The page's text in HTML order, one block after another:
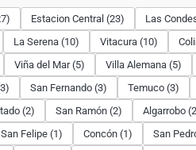
Estacion Central (23) Las
La Serena (10) Vitacura (10)
Viña del Mar (5) Villa Alemana (5)
San Fernando (3) Temuco (3)
(2) San Ramón (2) Algarrobo
San Felipe (1) Concón (1) San